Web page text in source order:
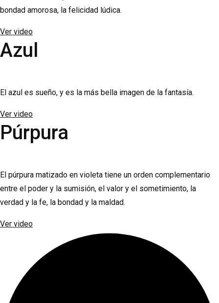
bondad amorosa, la felicidad lúdica.
Ver video
Azul
El azul es sueño, y es la más bella imagen de la fantasía.
Ver video
Púrpura
El púrpura matizado en violeta tiene un orden complementario
entre el poder y la sumisión, el valor y el sometimiento, la
verdad y la fe, la bondad y la maldad.
Ver video